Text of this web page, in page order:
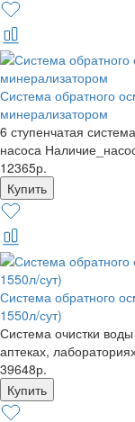
Система обратного
минерализатором
6 ступенчатая
насоса
12365р.
Система обратного
1550л/сут)
Система очистки
аптеках,
39648р.